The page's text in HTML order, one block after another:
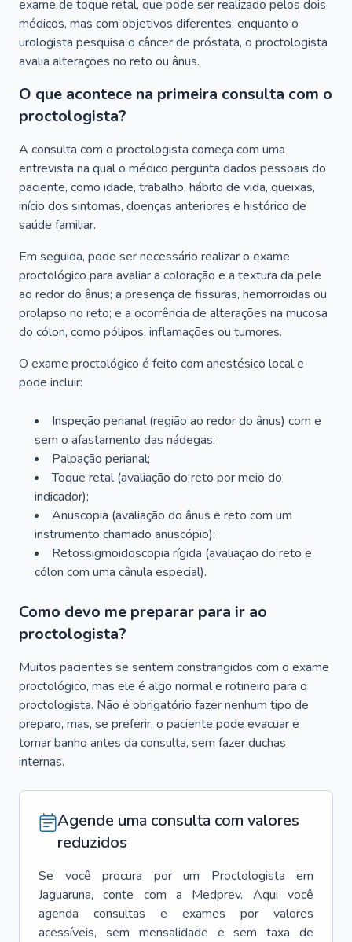
exame de toque retal, que pode ser realizado pelos dois
médicos, mas com objetivos diferentes: enquanto o
urologista pesquisa o câncer de próstata, o proctologista
avalia alterações no reto ou ânus.
O que acontece na primeira consulta com o
proctologista?
A consulta com o proctologista começa com uma
entrevista na qual o médico pergunta dados pessoais do
paciente, como idade, trabalho, hábito de vida, queixas,
início dos sintomas, doenças anteriores e histórico de
saúde familiar.
Em seguida, pode ser necessário realizar o exame
proctológico para avaliar a coloração e a textura da pele
ao redor do ânus; a presença de fissuras, hemorroidas ou
prolapso no reto; e a ocorrência de alterações na mucosa
do cólon, como pólipos, inflamações ou tumores.
O exame proctológico é feito com anestésico local e
pode incluir:
Inspeção perianal (região ao redor do ânus) com e
sem o afastamento das nádegas;
Palpação perianal;
Toque retal (avaliação do reto por meio do
indicador);
Anuscopia (avaliação do ânus e reto com um
instrumento chamado anuscópio);
Retossigmoidoscopia rígida (avaliação do reto e
cólon com uma cânula especial).
Como devo me preparar para ir ao
proctologista?
Muitos pacientes se sentem constrangidos com o exame
proctológico, mas ele é algo normal e rotineiro para o
proctologista. Não é obrigatório fazer nenhum tipo de
preparo, mas, se preferir, o paciente pode evacuar e
tomar banho antes da consulta, sem fazer duchas
internas.
Agende uma consulta com valores
reduzidos
Se você procura por um Proctologista
em
Jaguaruna, conte com a Medprev. Aqui você
agenda consultas e exames por valores
acessíveis, sem mensalidade e sem taxa de